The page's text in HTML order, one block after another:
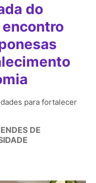
do
para fortalecer
DE